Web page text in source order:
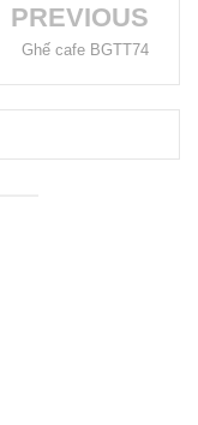
PREVIOUS
Ghế cafe BGTT74